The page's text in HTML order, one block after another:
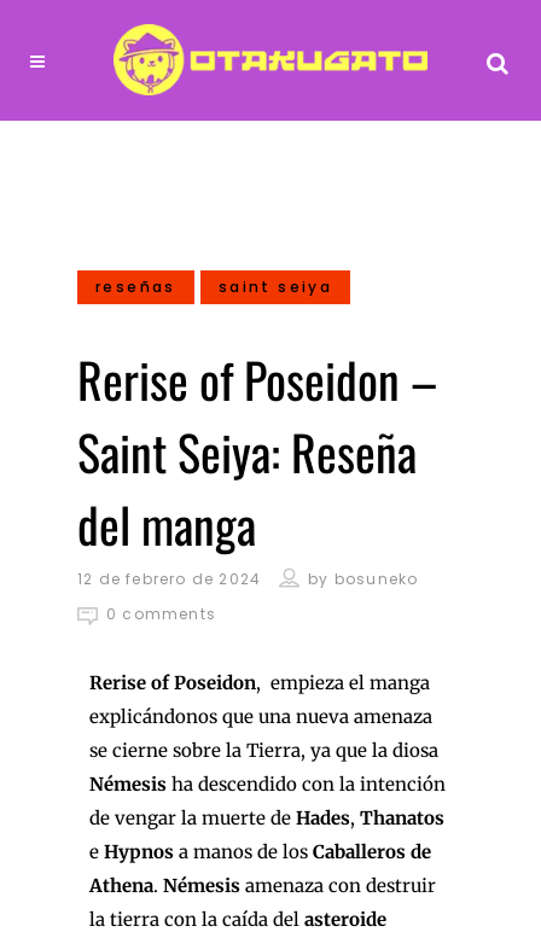
reseñas saint seiya
Rerise of Poseidon –
Saint Seiya: Reseña
del manga
12 de febrero de 2024 by bosuneko
0 comments
Rerise of Poseidon, empieza el manga
explicándonos que una nueva amenaza
se cierne sobre la Tierra, ya que la diosa
Némesis ha descendido con la intención
de vengar la muerte de Hades, Thanatos
e Hypnos a manos de los Caballeros de
Athena. Némesis amenaza con destruir
la tierra con la caída del asteroide